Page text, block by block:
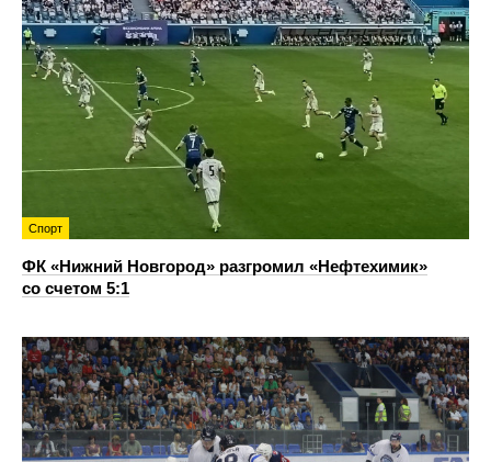
Спорт
ФК «Нижний Новгород» разгромил «Нефтехимик»
со счетом 5:1